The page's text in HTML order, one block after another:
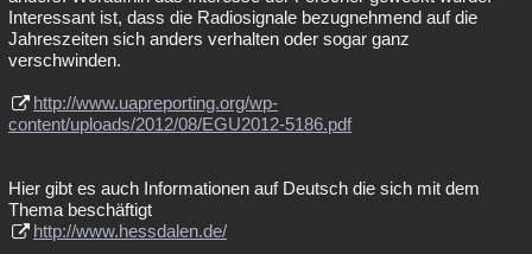
Interessant ist, dass die Radiosignale bezugnehmend auf die
Jahreszeiten sich anders verhalten oder sogar ganz
verschwinden.
http://www.uapreporting.org/wp-
content/uploads/2012/08/EGU2012-5186.pdf
Hier gibt es auch Informationen auf Deutsch die sich mit dem
Thema beschäftigt
http://www.hessdalen.de/